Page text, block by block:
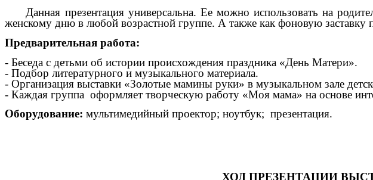
Данная презентация универсальна. Ее можно использовать на
женскому дню в любой возрастной группе. А также как фоновую
Предварительная работа:
- Беседа с детьми об истории происхождения праздника «День Матери».
- Подбор литературного и музыкального материала.
- Организация выставки «Золотые мамины руки» в музыкальном зале
- Каждая группа оформляет творческую работу «Моя мама» на основе
Оборудование: мультимедийный проектор; ноутбук; презентация.
ХОД ПРЕЗЕНТАЦИИ